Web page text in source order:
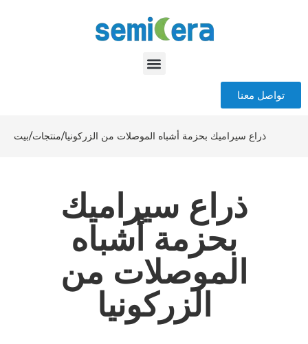
تواصل معنا
بيت/منتجات/ذراع سيراميك بحزمة أشباه الموصلات من الزركونيا
ذراع سيراميك
بحزمة أشباه
الموصلات من
الزركونيا